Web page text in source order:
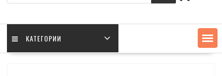
КАТЕГОРИИ